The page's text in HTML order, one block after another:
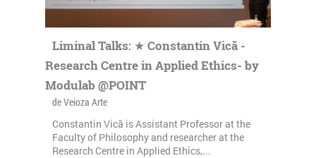
Liminal Talks: ★ Constantin Vică -
Research Centre in Applied Ethics- by
Modulab @POINT
de Veioza Arte
Constantin Vică is Assistant Professor at the
Faculty of Philosophy and researcher at the
Research Centre in Applied Ethics,...